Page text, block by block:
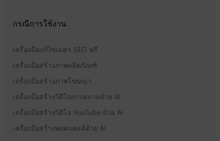
กรณีการใช้งาน
เครื่องมือแก้ไขเมตา SEO ฟรี
เครื่องมือสร้างภาพผลิตภัณฑ์
เครื่องมือสร้างภาพโฆษณา
เครื่องมือสร้างวิดีโอการตลาดด้วย AI
เครื่องมือสร้างวิดีโอ YouTube ด้วย AI
เครื่องมือสร้างพอดแคสต์ด้วย AI